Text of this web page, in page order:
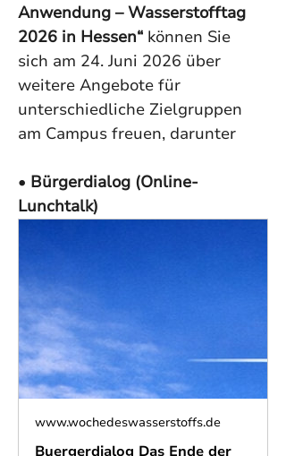
Anwendung – Wasserstofftag
2026 in Hessen“ können Sie
sich am 24. Juni 2026 über
weitere Angebote für
unterschiedliche Zielgruppen
am Campus freuen, darunter
• Bürgerdialog (Online-
Lunchtalk)
www.wochedeswasserstoffs.de
Buergerdialog Das Ende der